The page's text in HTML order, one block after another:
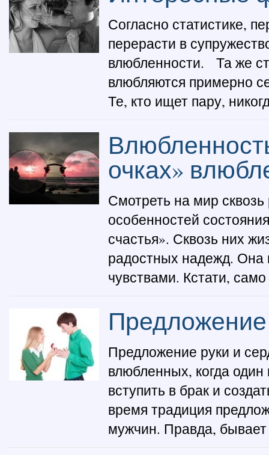
Согласно статистике,
перерасти в
влюбленности. Та же
влюбляются примерно
Те, кто ищет пару,
очках»
Смотреть на мир
особенностей
счастья». Сквозь них
радостных надежд.
чувствами. Кстати,
Предложение руки и
влюбленных, когда
вступить в брак и
время традиция
мужчин. Правда,